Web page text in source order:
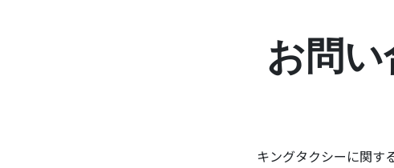
お問い
キングタクシーに関す